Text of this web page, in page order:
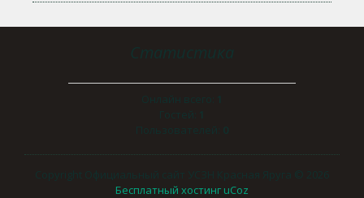
Бесплатный хостинг uCoz